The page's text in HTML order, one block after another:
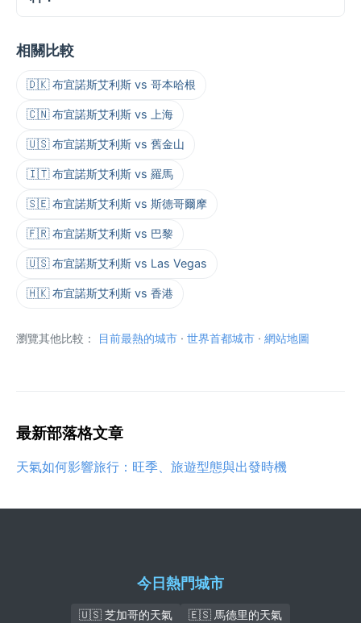
相關比較
🇩🇰 布宜諾斯艾利斯 vs 哥本哈根
🇨🇳 布宜諾斯艾利斯 vs 上海
🇺🇸 布宜諾斯艾利斯 vs 舊金山
🇮🇹 布宜諾斯艾利斯 vs 羅馬
🇸🇪 布宜諾斯艾利斯 vs 斯德哥爾摩
🇫🇷 布宜諾斯艾利斯 vs 巴黎
🇺🇸 布宜諾斯艾利斯 vs Las Vegas
🇭🇰 布宜諾斯艾利斯 vs 香港
瀏覽其他比較： 目前最熱的城市 · 世界首都城市 · 網站地圖
最新部落格文章
天氣如何影響旅行：旺季、旅遊型態與出發時機
今日熱門城市
🇺🇸 芝加哥的天氣
🇪🇸 馬德里的天氣